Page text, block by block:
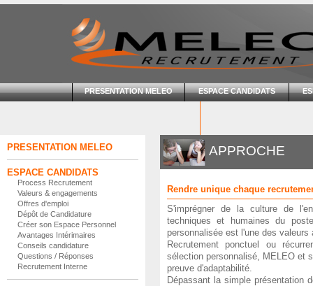
PRESENTATION MELEO ESPACE CANDIDATS
PRESENTATION MELEO
ESPACE CANDIDATS
Process Recrutement
Valeurs & engagements
Offres d'emploi
Dépôt de Candidature
Créer son Espace Personnel
Avantages Intérimaires
Conseils candidature
Questions / Réponses
Recrutement Interne
APPROCHE
Rendre unique chaque
S'imprégner de la culture de
techniques et humaines du
personnalisée est l'une des
Recrutement ponctuel ou
sélection personnalisé, MELEO et
preuve d'adaptabilité.
Dépassant la simple présentation